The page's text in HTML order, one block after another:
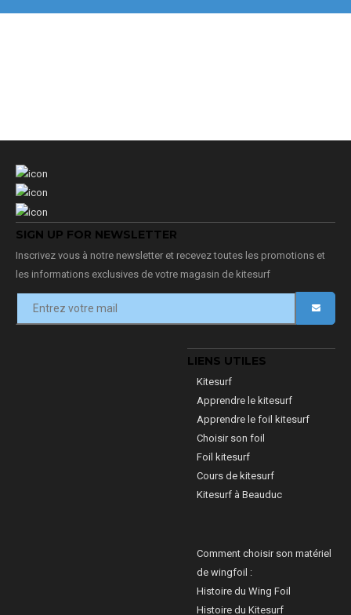
SIGN UP FOR NEWSLETTER
Inscrivez vous à notre newsletter et recevez toutes les promotions et
les informations exclusives de votre magasin de kitesurf
LIENS UTILES
Kitesurf
Apprendre le kitesurf
Apprendre le foil kitesurf
Choisir son foil
Foil kitesurf
Cours de kitesurf
Kitesurf à Beauduc
Comment choisir son matériel
de wingfoil :
Histoire du Wing Foil
Histoire du Kitesurf